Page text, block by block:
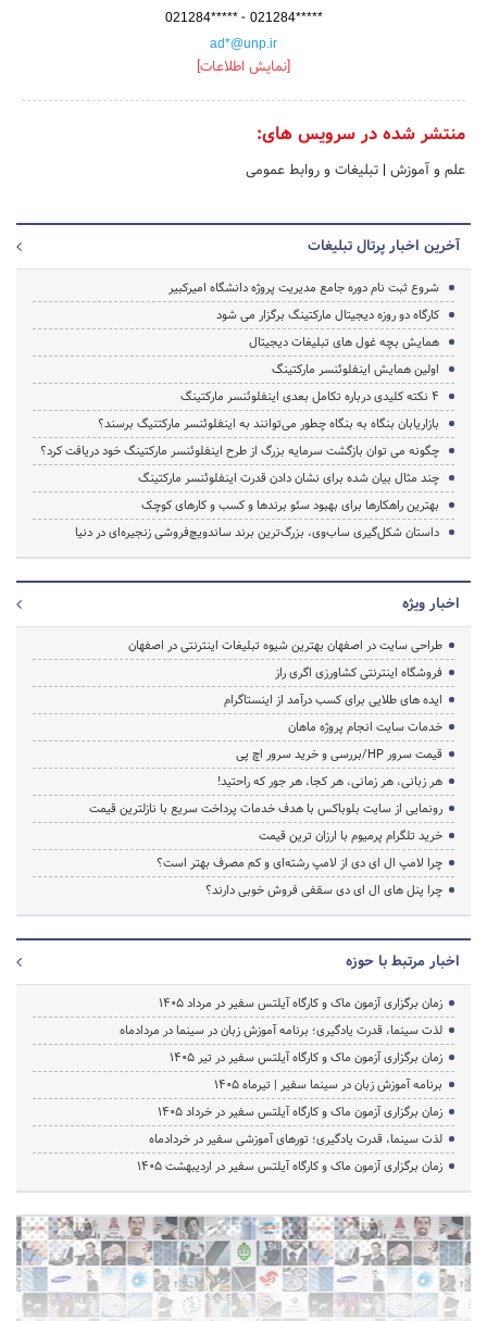
021284***** - 021284*****
ad*@unp.ir
[نمایش اطلاعات]
منتشر شده در سرویس های:
علم و آموزش | تبلیغات و روابط عمومی
آخرین اخبار پرتال تبلیغات
شروع ثبت نام دوره جامع مدیریت پروژه دانشگاه امیرکبیر
کارگاه دو روزه دیجیتال مارکتینگ برگزار می‌ شود
همایش بچه غول های تبلیغات دیجیتال
اولین همایش اینفلوئنسر مارکتینگ
۴ نکته کلیدی درباره تکامل بعدی اینفلوئنسر مارکتینگ
بازاریابان بنگاه به بنگاه چطور می‌توانند به اینفلوئنسر مارکتنیگ برسند؟
چگونه می توان بازگشت سرمایه بزرگ از طرح اینفلوئنسر مارکتینگ خود دریافت کرد؟
چند مثال بیان شده برای نشان دادن قدرت اینفلوئنسر مارکتینگ
بهترین راهکارها برای بهبود سئو برندها و کسب و کارهای کوچک
داستان شکل‌گیری ساب‌وی، بزرگ‌ترین برند ساندویچ‌فروشی زنجیره‌ای در دنیا
اخبار ویژه
طراحی سایت در اصفهان بهترین شیوه تبلیغات اینترنتی در اصفهان
فروشگاه اینترنتی کشاورزی اگری راز
ایده های طلایی برای کسب درآمد از اینستاگرام
خدمات سایت انجام پروژه ماهان
قیمت سرور HP/بررسی و خرید سرور اچ پی
هر زبانی، هر زمانی، هر کجا، هر جور که راحتید!
رونمایی از سایت بلوباکس با هدف خدمات پرداخت سریع با نازلترین قیمت
خرید تلگرام پرمیوم با ارزان ترین قیمت
چرا لامپ ال ای دی از لامپ رشته‌ای و کم مصرف بهتر است؟
چرا پنل های ال ای دی سقفی فروش خوبی دارند؟
اخبار مرتبط با حوزه
زمان برگزاری آزمون ماک و کارگاه آیلتس سفیر در مرداد 1405
لذت سینما، قدرت یادگیری؛ برنامه آموزش زبان در سینما در مردادماه
زمان برگزاری آزمون ماک و کارگاه آیلتس سفیر در تیر 1405
برنامه آموزش زبان در سینما سفیر | تیرماه ۱۴۰۵
زمان برگزاری آزمون ماک و کارگاه آیلتس سفیر در خرداد 1405
لذت سینما، قدرت یادگیری؛ تورهای آموزشی سفیر در خردادماه
زمان برگزاری آزمون ماک و کارگاه آیلتس سفیر در اردیبهشت 1405